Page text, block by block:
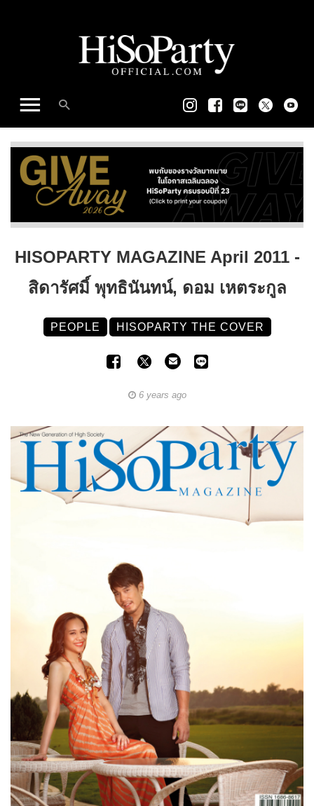
HISOPARTY MAGAZINE April 2011 -
สิดารัศมิ์ พุทธินันทน์, ดอม เหตระกูล
PEOPLE HISOPARTY THE COVER
6 years ago